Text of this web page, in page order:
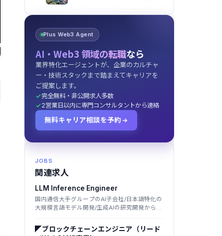
Plus Web3 Agent
AI・Web3 領域の転職なら
業界特化エージェントが、企業のカルチャ
ー・技術スタックまで踏まえてキャリアを
ご提案します。
完全無料・非公開求人多数
2営業日以内に専門コンサルタントから連絡
無料キャリア相談を予約
JOBS
関連求人
LLM Inference Engineer
国内通信大手グループのAI子会社/日本語特化の
大規模言語モデル開発/生成AIの研究開発から社
LLM
◤ブロックチェーンエンジニア（リード